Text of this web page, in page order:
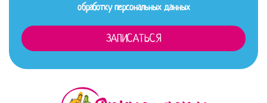
обработку персональных данных